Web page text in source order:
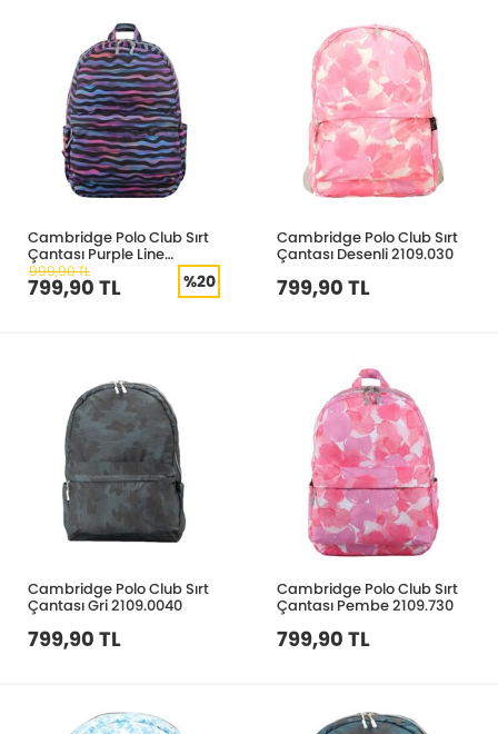
Cambridge Polo Club Sırt
Çantası Purple Line
2109.731
999,90 TL
799,90 TL %20
Cambridge Polo Club Sırt
Çantası Desenli 2109.030
799,90 TL
Cambridge Polo Club Sırt
Çantası Gri 2109.0040
799,90 TL
Cambridge Polo Club Sırt
Çantası Pembe 2109.730
799,90 TL